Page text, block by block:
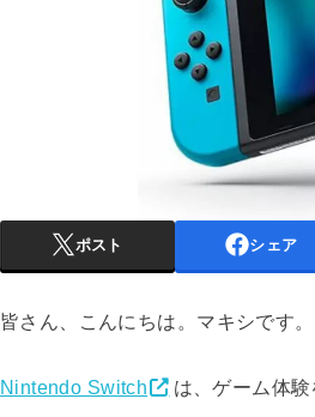
ポスト シェア
皆さん、こんにちは。マキシです。
Nintendo Switch は、ゲーム体